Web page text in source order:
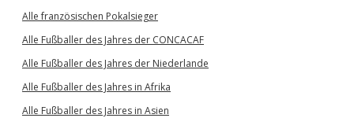
Alle französischen Pokalsieger
Alle Fußballer des Jahres der CONCACAF
Alle Fußballer des Jahres der Niederlande
Alle Fußballer des Jahres in Afrika
Alle Fußballer des Jahres in Asien